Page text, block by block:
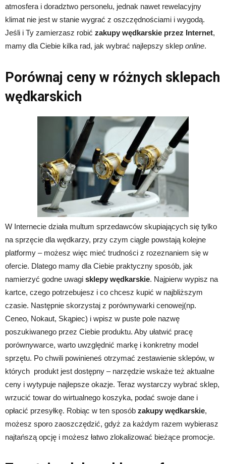
atmosfera i doradztwo personelu, jednak nawet rewelacyjny
klimat nie jest w stanie wygrać z oszczędnościami i wygodą.
Jeśli i Ty zamierzasz robić zakupy wędkarskie przez Internet,
mamy dla Ciebie kilka rad, jak wybrać najlepszy sklep online.
Porównaj ceny w różnych sklepach
wędkarskich
W Internecie działa multum sprzedawców skupiających się tylko
na sprzęcie dla wędkarzy, przy czym ciągle powstają kolejne
platformy – możesz więc mieć trudności z rozeznaniem się w
ofercie. Dlatego mamy dla Ciebie praktyczny sposób, jak
namierzyć godne uwagi sklepy wędkarskie. Najpierw wypisz na
kartce, czego potrzebujesz i co chcesz kupić w najbliższym
czasie. Następnie skorzystaj z porównywarki cenowej(np.
Ceneo, Nokaut, Skąpiec) i wpisz w puste pole nazwę
poszukiwanego przez Ciebie produktu. Aby ułatwić pracę
porównywarce, warto uwzględnić markę i konkretny model
sprzętu. Po chwili powinieneś otrzymać zestawienie sklepów, w
których produkt jest dostępny – narzędzie wskaże też aktualne
ceny i wytypuje najlepsze okazje. Teraz wystarczy wybrać sklep,
wrzucić towar do wirtualnego koszyka, podać swoje dane i
opłacić przesyłkę. Robiąc w ten sposób zakupy wędkarskie,
możesz sporo zaoszczędzić, gdyż za każdym razem wybierasz
najtańszą opcję i możesz łatwo zlokalizować bieżące promocje.